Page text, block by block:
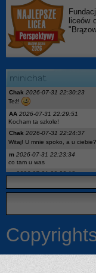
liceów
Chak 2026-07-31 22:30:23
Też!
AA 2026-07-31 22:29:51
Kocham ta szkole!
Chak 2026-07-31 22:24:37
Witaj! U mnie spoko, a u ciebie?
m 2026-07-31 22:23:34
co tam u was
m 2026-07-31 22:23:18
x 2026-07-27 18:04:05
Descubre1. I geo była nowa a
Ona 2026-07-24 08:53:33
Czy jest jakaś lista